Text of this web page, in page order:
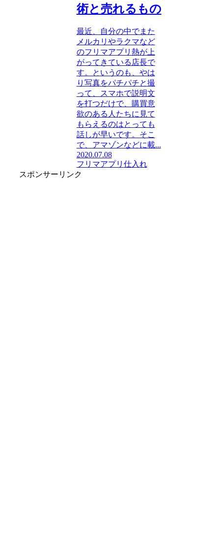
術と売れるもの
最近、自分の中でまた
メルカリやラクマなど
のフリマアプリ熱が上
がってきている店長で
す。というのも、やは
り写真をパチパチと撮
って、スマホで説明文
を打つだけで、購買意
欲のある人たちに見て
もらえるのはとっても
話しが早いです。そこ
で、アマゾンなどに載...
2020.07.08
フリマアプリ 仕入れ
スポンサーリンク